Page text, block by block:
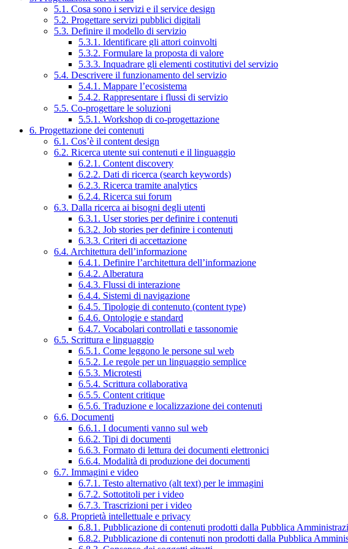
5.1. Cosa sono i servizi e il service design
5.2. Progettare servizi pubblici digitali
5.3. Definire il modello di servizio
5.3.1. Identificare gli attori coinvolti
5.3.2. Formulare la proposta di valore
5.3.3. Inquadrare gli elementi costitutivi del servizio
5.4. Descrivere il funzionamento del servizio
5.4.1. Mappare l’ecosistema
5.4.2. Rappresentare i flussi di servizio
5.5. Co-progettare le soluzioni
5.5.1. Workshop di co-progettazione
6. Progettazione dei contenuti
6.1. Cos’è il content design
6.2. Ricerca utente sui contenuti e il linguaggio
6.2.1. Content discovery
6.2.2. Dati di ricerca (search keywords)
6.2.3. Ricerca tramite analytics
6.2.4. Ricerca sui forum
6.3. Dalla ricerca ai bisogni degli utenti
6.3.1. User stories per definire i contenuti
6.3.2. Job stories per definire i contenuti
6.3.3. Criteri di accettazione
6.4. Architettura dell’informazione
6.4.1. Definire l’architettura dell’informazione
6.4.2. Alberatura
6.4.3. Flussi di interazione
6.4.4. Sistemi di navigazione
6.4.5. Tipologie di contenuto (content type)
6.4.6. Ontologie e standard
6.4.7. Vocabolari controllati e tassonomie
6.5. Scrittura e linguaggio
6.5.1. Come leggono le persone sul web
6.5.2. Le regole per un linguaggio semplice
6.5.3. Microtesti
6.5.4. Scrittura collaborativa
6.5.5. Content critique
6.5.6. Traduzione e localizzazione dei contenuti
6.6. Documenti
6.6.1. I documenti vanno sul web
6.6.2. Tipi di documenti
6.6.3. Formato di lettura dei documenti elettronici
6.6.4. Modalità di produzione dei documenti
6.7. Immagini e video
6.7.1. Testo alternativo (alt text) per le immagini
6.7.2. Sottotitoli per i video
6.7.3. Trascrizioni per i video
6.8. Proprietà intellettuale e privacy
6.8.1. Pubblicazione di contenuti prodotti dalla Pubblica
6.8.2. Pubblicazione di contenuti non prodotti dalla Pubblica